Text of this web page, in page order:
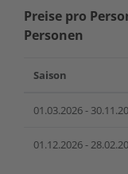
Preise pro
Personen
Saison
01.03.2026 -
01.12.2026 -